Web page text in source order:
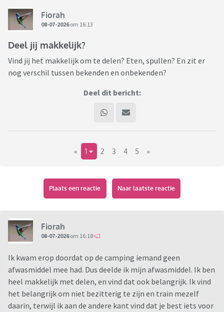
Fiorah
08-07-2026om 16:13
Deel jij makkelijk?
Vind jij het makkelijk om te delen? Eten, spullen? En zit er
nog verschil tussen bekenden en onbekenden?
Deel dit bericht:
« 1 2 3 4 5 »
Plaats een reactie Naar laatste reactie
Fiorah
08-07-2026om 16:18
Ik kwam erop doordat op de camping iemand geen
afwasmiddel mee had. Dus deelde ik mijn afwasmiddel. Ik ben
heel makkelijk met delen, en vind dat ook belangrijk. Ik vind
het belangrijk om niet bezitterig te zijn en train mezelf
daarin, terwijl ik aan de andere kant vind dat je best iets voor